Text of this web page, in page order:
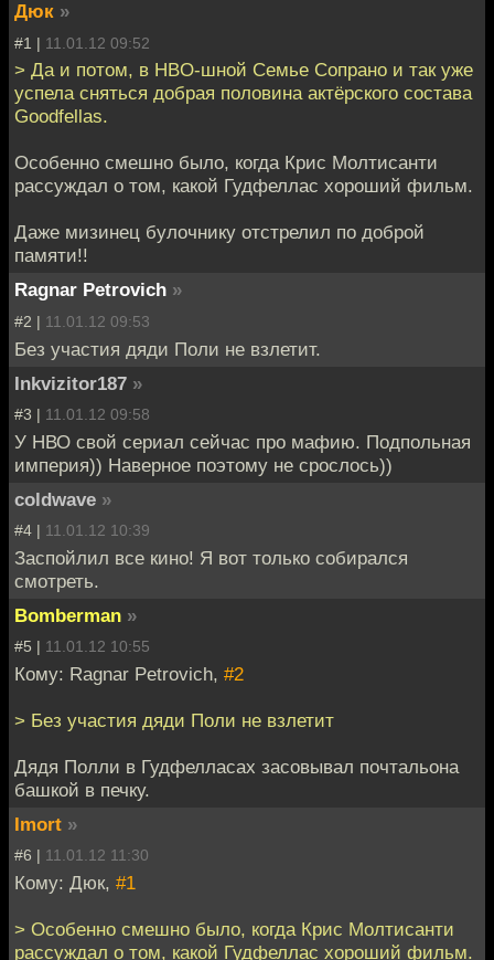
Дюк »
#1 | 11.01.12 09:52
> Да и потом, в HBO-шной Семье Сопрано и так уже
успела сняться добрая половина актёрского состава
Goodfellas.
Особенно смешно было, когда Крис Молтисанти
рассуждал о том, какой Гудфеллас хороший фильм.
Даже мизинец булочнику отстрелил по доброй
памяти!!
Ragnar Petrovich »
#2 | 11.01.12 09:53
Без участия дяди Поли не взлетит.
Inkvizitor187 »
#3 | 11.01.12 09:58
У НВО свой сериал сейчас про мафию. Подпольная
империя)) Наверное поэтому не срослось))
coldwave »
#4 | 11.01.12 10:39
Заспойлил все кино! Я вот только собирался
смотреть.
Bomberman »
#5 | 11.01.12 10:55
Кому: Ragnar Petrovich, #2
> Без участия дяди Поли не взлетит
Дядя Полли в Гудфелласах засовывал почтальона
башкой в печку.
Imort »
#6 | 11.01.12 11:30
Кому: Дюк, #1
> Особенно смешно было, когда Крис Молтисанти
рассуждал о том, какой Гудфеллас хороший фильм.